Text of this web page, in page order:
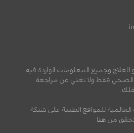
وجميع المعلومات الواردة فيه
فقط ولا تغني عن مراجعة
العالمية للمواقع الطبية على شبكة
من هنا